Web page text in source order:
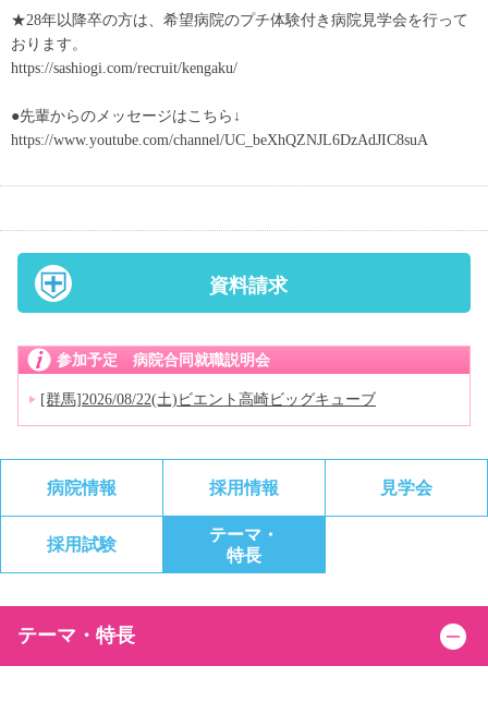
★28年以降卒の方は、希望病院のプチ体験付き病院見学会を行って
おります。
https://sashiogi.com/recruit/kengaku/
●先輩からのメッセージはこちら↓
https://www.youtube.com/channel/UC_beXhQZNJL6DzAdJIC8suA
資料請求
参加予定 病院合同就職説明会
[群馬]2026/08/22(土)ビエント高崎ビッグキューブ
病院情報 採用情報 見学会
採用試験
テーマ・
特長
テーマ・特長